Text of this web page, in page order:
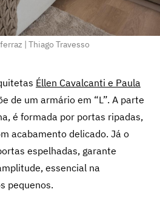
| Thiago Travesso
Éllen Cavalcanti e Paula
de um armário em “L”. A parte
é formada por portas ripadas,
acabamento delicado. Já o
espelhadas, garante
essencial na
pequenos.